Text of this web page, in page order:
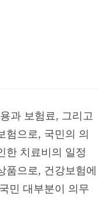
과 보험료, 그리고
험으로, 국민의 의
한 치료비의 일정
품으로, 건강보험에
민 대부분이 의무